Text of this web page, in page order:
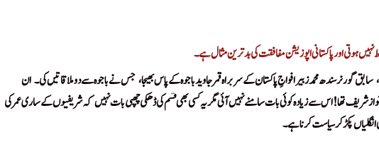
Tum
نہیں ہوتی اور پاکستانی اپوزیشن مفافقت کی بدترین مثال ہے۔
! سابق گورنرسندھ محمدزبیر افواجِ پاکستان کے سربراہ قمرجاویدباجوہ کے پاس بھیجا،! جس نے باجوہ سے دو ملاقاتیں کی۔! ان
تھا! اس سے زیادہ کوئی بات سامنے نہیں آئی مگر یہ کسی بھی قسم کی ڈھکی چھپی بات نہیں! کہ شریفیوں کے ساری عمر کی
انگلیاں پکڑ کر سیاست کرنا ہے۔!